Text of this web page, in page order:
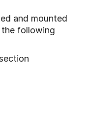
and mounted
following